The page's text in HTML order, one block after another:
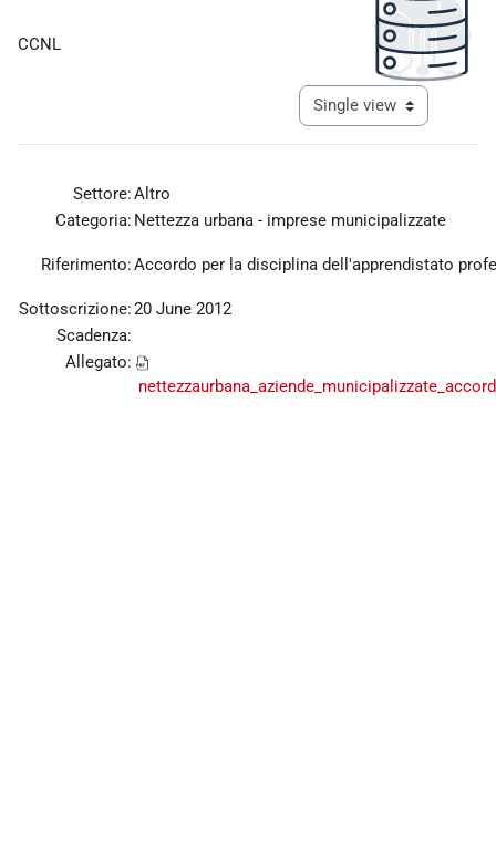
CCNL
View mode tertiary
Settore:Altro
Categoria: Nettezza urbana - imprese municipalizzate
Riferimento:Accordo per la disciplina dell'apprendistato
Sottoscrizione:20 June 2012
Scadenza:
Allegato: